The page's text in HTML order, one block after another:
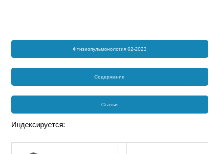
Фтизиопульмонология 02-2023
Содержание
Статьи
Индексируется: